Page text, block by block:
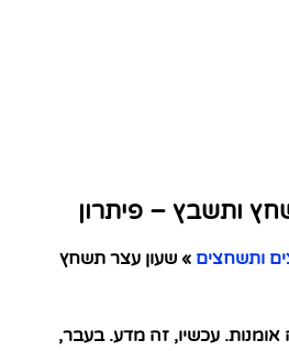
ותשבץ – פיתרון
ותשחצים » שעון עצר תשחץ
אומנות. עכשיו, זה מדע. בעבר,